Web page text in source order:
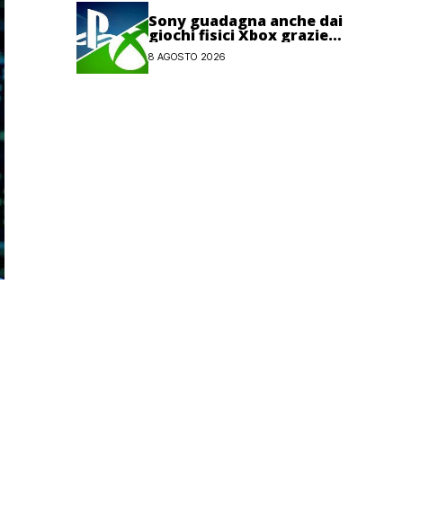
Sony guadagna anche dai
giochi fisici Xbox grazie
alle licenze Blu-ray
8 AGOSTO 2026